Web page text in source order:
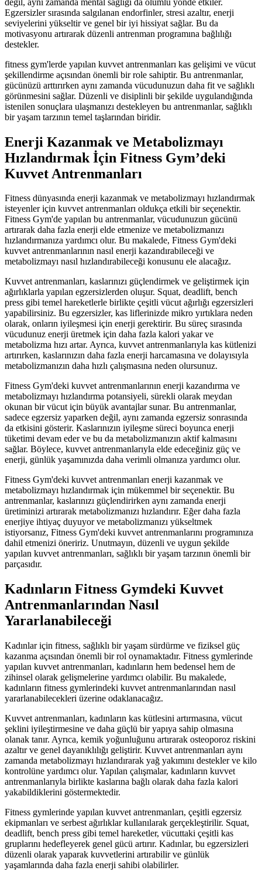
Egzersizler sırasında salgılanan endorfinler, stresi azaltır, enerji
seviyelerini yükseltir ve genel bir iyi hissiyat sağlar. Bu da
motivasyonu artırarak düzenli antrenman programına bağlılığı
destekler.
fitness gym'lerde yapılan kuvvet antrenmanları kas gelişimi ve vücut
şekillendirme açısından önemli bir role sahiptir. Bu antrenmanlar,
gücünüzü arttırırken aynı zamanda vücudunuzun daha fit ve sağlıklı
görünmesini sağlar. Düzenli ve disiplinli bir şekilde uygulandığında
istenilen sonuçlara ulaşmanızı destekleyen bu antrenmanlar, sağlıklı
bir yaşam tarzının temel taşlarından biridir.
Enerji Kazanmak ve Metabolizmayı
Hızlandırmak İçin Fitness Gym’deki
Kuvvet Antrenmanları
Fitness dünyasında enerji kazanmak ve metabolizmayı hızlandırmak
isteyenler için kuvvet antrenmanları oldukça etkili bir seçenektir.
Fitness Gym'de yapılan bu antrenmanlar, vücudunuzun gücünü
artırarak daha fazla enerji elde etmenize ve metabolizmanızı
hızlandırmanıza yardımcı olur. Bu makalede, Fitness Gym'deki
kuvvet antrenmanlarının nasıl enerji kazandırabileceği ve
metabolizmayı nasıl hızlandırabileceği konusunu ele alacağız.
Kuvvet antrenmanları, kaslarınızı güçlendirmek ve geliştirmek için
ağırlıklarla yapılan egzersizlerden oluşur. Squat, deadlift, bench
press gibi temel hareketlerle birlikte çeşitli vücut ağırlığı egzersizleri
yapabilirsiniz. Bu egzersizler, kas liflerinizde mikro yırtıklara neden
olarak, onların iyileşmesi için enerji gerektirir. Bu süreç sırasında
vücudunuz enerji üretmek için daha fazla kalori yakar ve
metabolizma hızı artar. Ayrıca, kuvvet antrenmanlarıyla kas kütlenizi
artırırken, kaslarınızın daha fazla enerji harcamasına ve dolayısıyla
metabolizmanızın daha hızlı çalışmasına neden olursunuz.
Fitness Gym'deki kuvvet antrenmanlarının enerji kazandırma ve
metabolizmayı hızlandırma potansiyeli, sürekli olarak meydan
okunan bir vücut için büyük avantajlar sunar. Bu antrenmanlar,
sadece egzersiz yaparken değil, aynı zamanda egzersiz sonrasında
da etkisini gösterir. Kaslarınızın iyileşme süreci boyunca enerji
tüketimi devam eder ve bu da metabolizmanızın aktif kalmasını
sağlar. Böylece, kuvvet antrenmanlarıyla elde edeceğiniz güç ve
enerji, günlük yaşamınızda daha verimli olmanıza yardımcı olur.
Fitness Gym'deki kuvvet antrenmanları enerji kazanmak ve
metabolizmayı hızlandırmak için mükemmel bir seçenektir. Bu
antrenmanlar, kaslarınızı güçlendirirken aynı zamanda enerji
üretiminizi artırarak metabolizmanızı hızlandırır. Eğer daha fazla
enerjiye ihtiyaç duyuyor ve metabolizmanızı yükseltmek
istiyorsanız, Fitness Gym'deki kuvvet antrenmanlarını programınıza
dahil etmenizi öneririz. Unutmayın, düzenli ve uygun şekilde
yapılan kuvvet antrenmanları, sağlıklı bir yaşam tarzının önemli bir
parçasıdır.
Kadınların Fitness Gymdeki Kuvvet
Antrenmanlarından Nasıl
Yararlanabileceği
Kadınlar için fitness, sağlıklı bir yaşam sürdürme ve fiziksel güç
kazanma açısından önemli bir rol oynamaktadır. Fitness gymlerinde
yapılan kuvvet antrenmanları, kadınların hem bedensel hem de
zihinsel olarak gelişmelerine yardımcı olabilir. Bu makalede,
kadınların fitness gymlerindeki kuvvet antrenmanlarından nasıl
yararlanabilecekleri üzerine odaklanacağız.
Kuvvet antrenmanları, kadınların kas kütlesini artırmasına, vücut
şeklini iyileştirmesine ve daha güçlü bir yapıya sahip olmasına
olanak tanır. Ayrıca, kemik yoğunluğunu artırarak osteoporoz riskini
azaltır ve genel dayanıklılığı geliştirir. Kuvvet antrenmanları aynı
zamanda metabolizmayı hızlandırarak yağ yakımını destekler ve kilo
kontrolüne yardımcı olur. Yapılan çalışmalar, kadınların kuvvet
antrenmanlarıyla birlikte kaslarına bağlı olarak daha fazla kalori
yakabildiklerini göstermektedir.
Fitness gymlerinde yapılan kuvvet antrenmanları, çeşitli egzersiz
ekipmanları ve serbest ağırlıklar kullanılarak gerçekleştirilir. Squat,
deadlift, bench press gibi temel hareketler, vücuttaki çeşitli kas
gruplarını hedefleyerek genel gücü artırır. Kadınlar, bu egzersizleri
düzenli olarak yaparak kuvvetlerini artırabilir ve günlük
yaşamlarında daha fazla enerji sahibi olabilirler.